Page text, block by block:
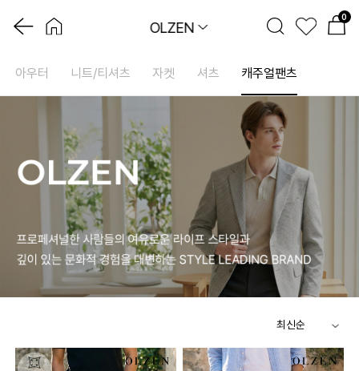
0
OLZEN
아우터 니트/티셔츠 자켓 셔츠 캐주얼팬츠